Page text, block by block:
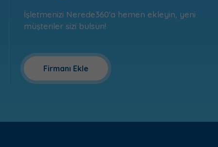
İşletmenizi Nerede360'a hemen ekleyin, yeni
müşteriler sizi bulsun!
Firmanı Ekle